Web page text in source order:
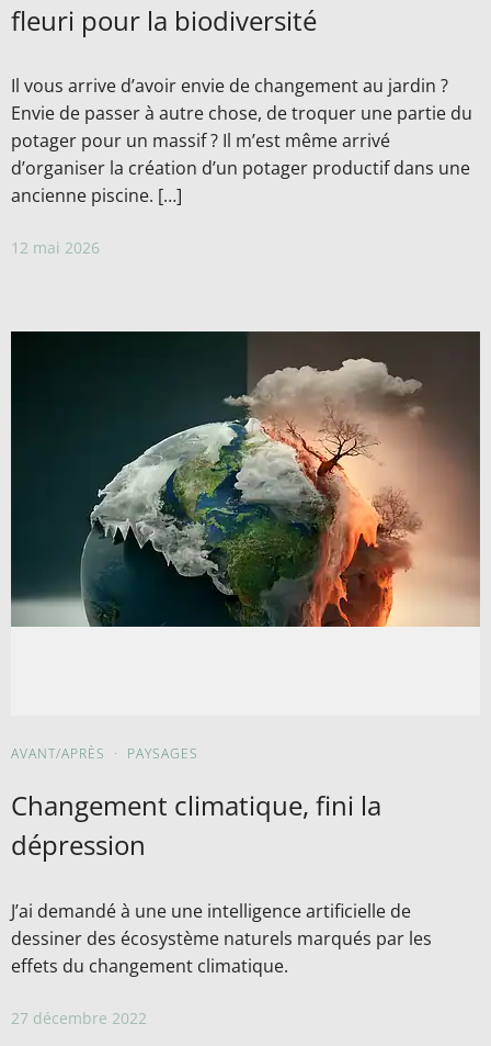
fleuri pour la biodiversité
Il vous arrive d’avoir envie de changement au jardin ?
Envie de passer à autre chose, de troquer une partie du
potager pour un massif ? Il m’est même arrivé
d’organiser la création d’un potager productif dans une
ancienne piscine. […]
12 mai 2026
AVANT/APRÈS · PAYSAGES
Changement climatique, fini la
dépression
J’ai demandé à une une intelligence artificielle de
dessiner des écosystème naturels marqués par les
effets du changement climatique.
27 décembre 2022